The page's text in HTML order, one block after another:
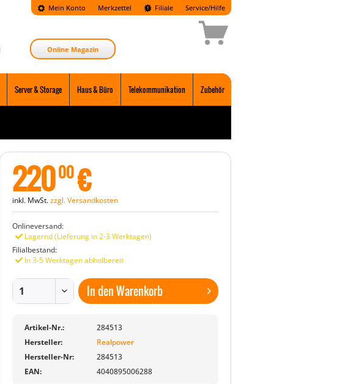
Mein Konto Merkzettel Filiale Service/Hilfe
Online Magazin
Server & Storage Haus & Büro Telekommunikation Zubehör
22000€
inkl. MwSt.zzgl. Versandkosten
Onlineversand:
Lagernd (Lieferung in 2-3 Werktagen)
Filialbestand:
In 3-5 Werktagen abholbereit
In denWarenkorb
Artikel-Nr.:
284513
Hersteller:
Realpower
Hersteller-Nr:
284513
EAN:
4040895006288